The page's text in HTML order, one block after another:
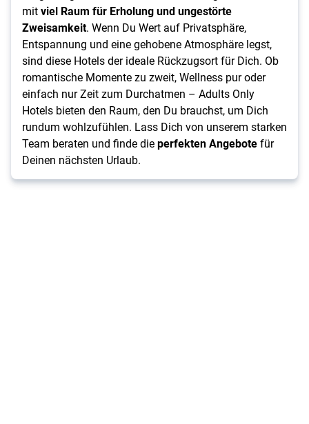
mitviel Raum für Erholung und ungestörte
Zweisamkeit. Wenn Du Wert auf Privatsphäre,
Entspannung und eine gehobene Atmosphäre legst,
sind diese Hotels der ideale Rückzugsort für Dich. Ob
romantische Momente zu zweit, Wellness pur oder
einfach nur Zeit zum Durchatmen – Adults Only
Hotels bieten den Raum, den Du brauchst, um Dich
rundum wohlzufühlen. Lass Dich von unserem starken
Team beraten und finde dieperfekten Angebotefür
Deinen nächsten Urlaub.